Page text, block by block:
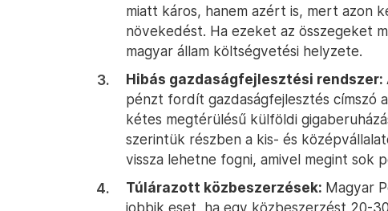
miatt káros, hanem azért is, mert azon
növekedést. Ha ezeket az összegeket
magyar állam költségvetési helyzete.
Hibás gazdaságfejlesztési rendszer:
pénzt fordít gazdaságfejlesztés címszó
kétes megtérülésű külföldi
szerintük részben a kis- és
vissza lehetne fogni, amivel megint sok
Túlárazott közbeszerzések: Magyar
jobbik eset, ha egy közbeszerzést 20-